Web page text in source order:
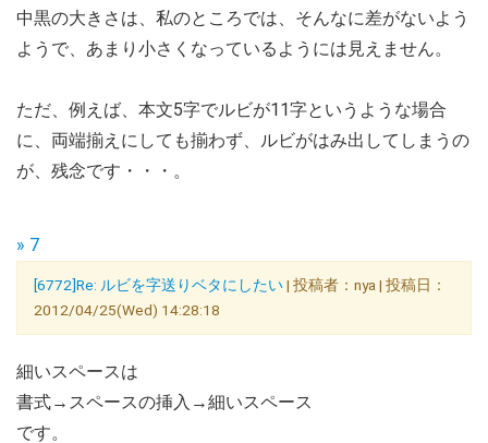
中黒の大きさは、私のところでは、そんなに差がないよう
ようで、あまり小さくなっているようには見えません。
ただ、例えば、本文5字でルビが11字というような場合
に、両端揃えにしても揃わず、ルビがはみ出してしまうの
が、残念です・・・。
» 7
[6772]Re: ルビを字送りベタにしたい| 投稿者：nya | 投稿日：
2012/04/25(Wed) 14:28:18
細いスペースは
書式→スペースの挿入→細いスペース
です。